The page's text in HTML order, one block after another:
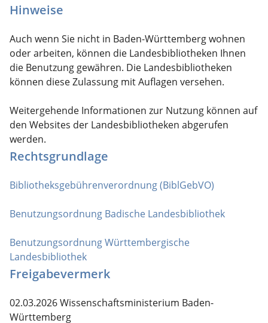
Hinweise
Auch wenn Sie nicht in Baden-Württemberg wohnen
oder arbeiten, können die Landesbibliotheken Ihnen
die Benutzung gewähren. Die Landesbibliotheken
können diese Zulassung mit Auflagen versehen.
Weitergehende Informationen zur Nutzung können auf
den Websites der Landesbibliotheken abgerufen
werden.
Rechtsgrundlage
Bibliotheksgebührenverordnung (BiblGebVO)
Benutzungsordnung Badische Landesbibliothek
Benutzungsordnung Württembergische
Landesbibliothek
Freigabevermerk
02.03.2026 Wissenschaftsministerium Baden-
Württemberg